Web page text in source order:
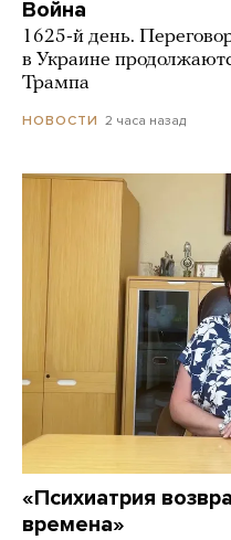
Война
1625-й день.
в Украине
Трампа
НОВОСТИ 2 часа назад
«Психиатрия
времена»